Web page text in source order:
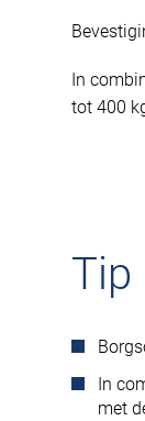
In
tot 400
Tip
In
met